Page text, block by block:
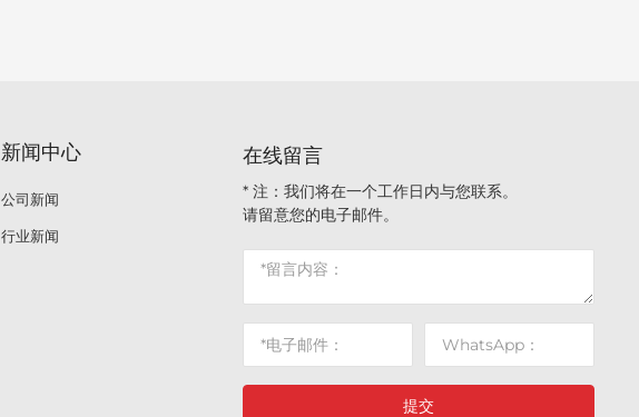
新闻中心
公司新闻
行业新闻
在线留言
* 注：我们将在一个工作日内与您联系。
请留意您的电子邮件。
提交